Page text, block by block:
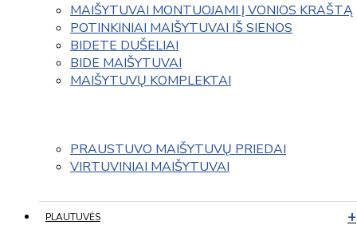
MAIŠYTUVAI MONTUOJAMI Į VONIOS KRAŠTĄ
POTINKINIAI MAIŠYTUVAI IŠ SIENOS
BIDETE DUŠELIAI
BIDE MAIŠYTUVAI
MAIŠYTUVŲ KOMPLEKTAI
PRAUSTUVO MAIŠYTUVŲ PRIEDAI
VIRTUVINIAI MAIŠYTUVAI
PLAUTUVĖS